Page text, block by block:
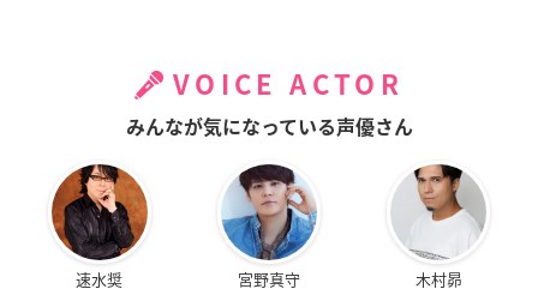
VOICE ACTOR
みんなが気になっている声優さん
速水奨 宮野真守 木村昴